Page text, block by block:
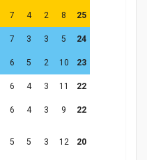
7 4 2 8 25
7 3 3 5 24
6 5 2 10 23
6 4 3 11 22
6 4 3 9 22
5 5 3 12 20